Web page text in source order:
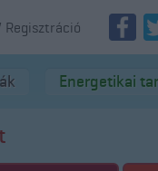
Regisztráció
Energetikai